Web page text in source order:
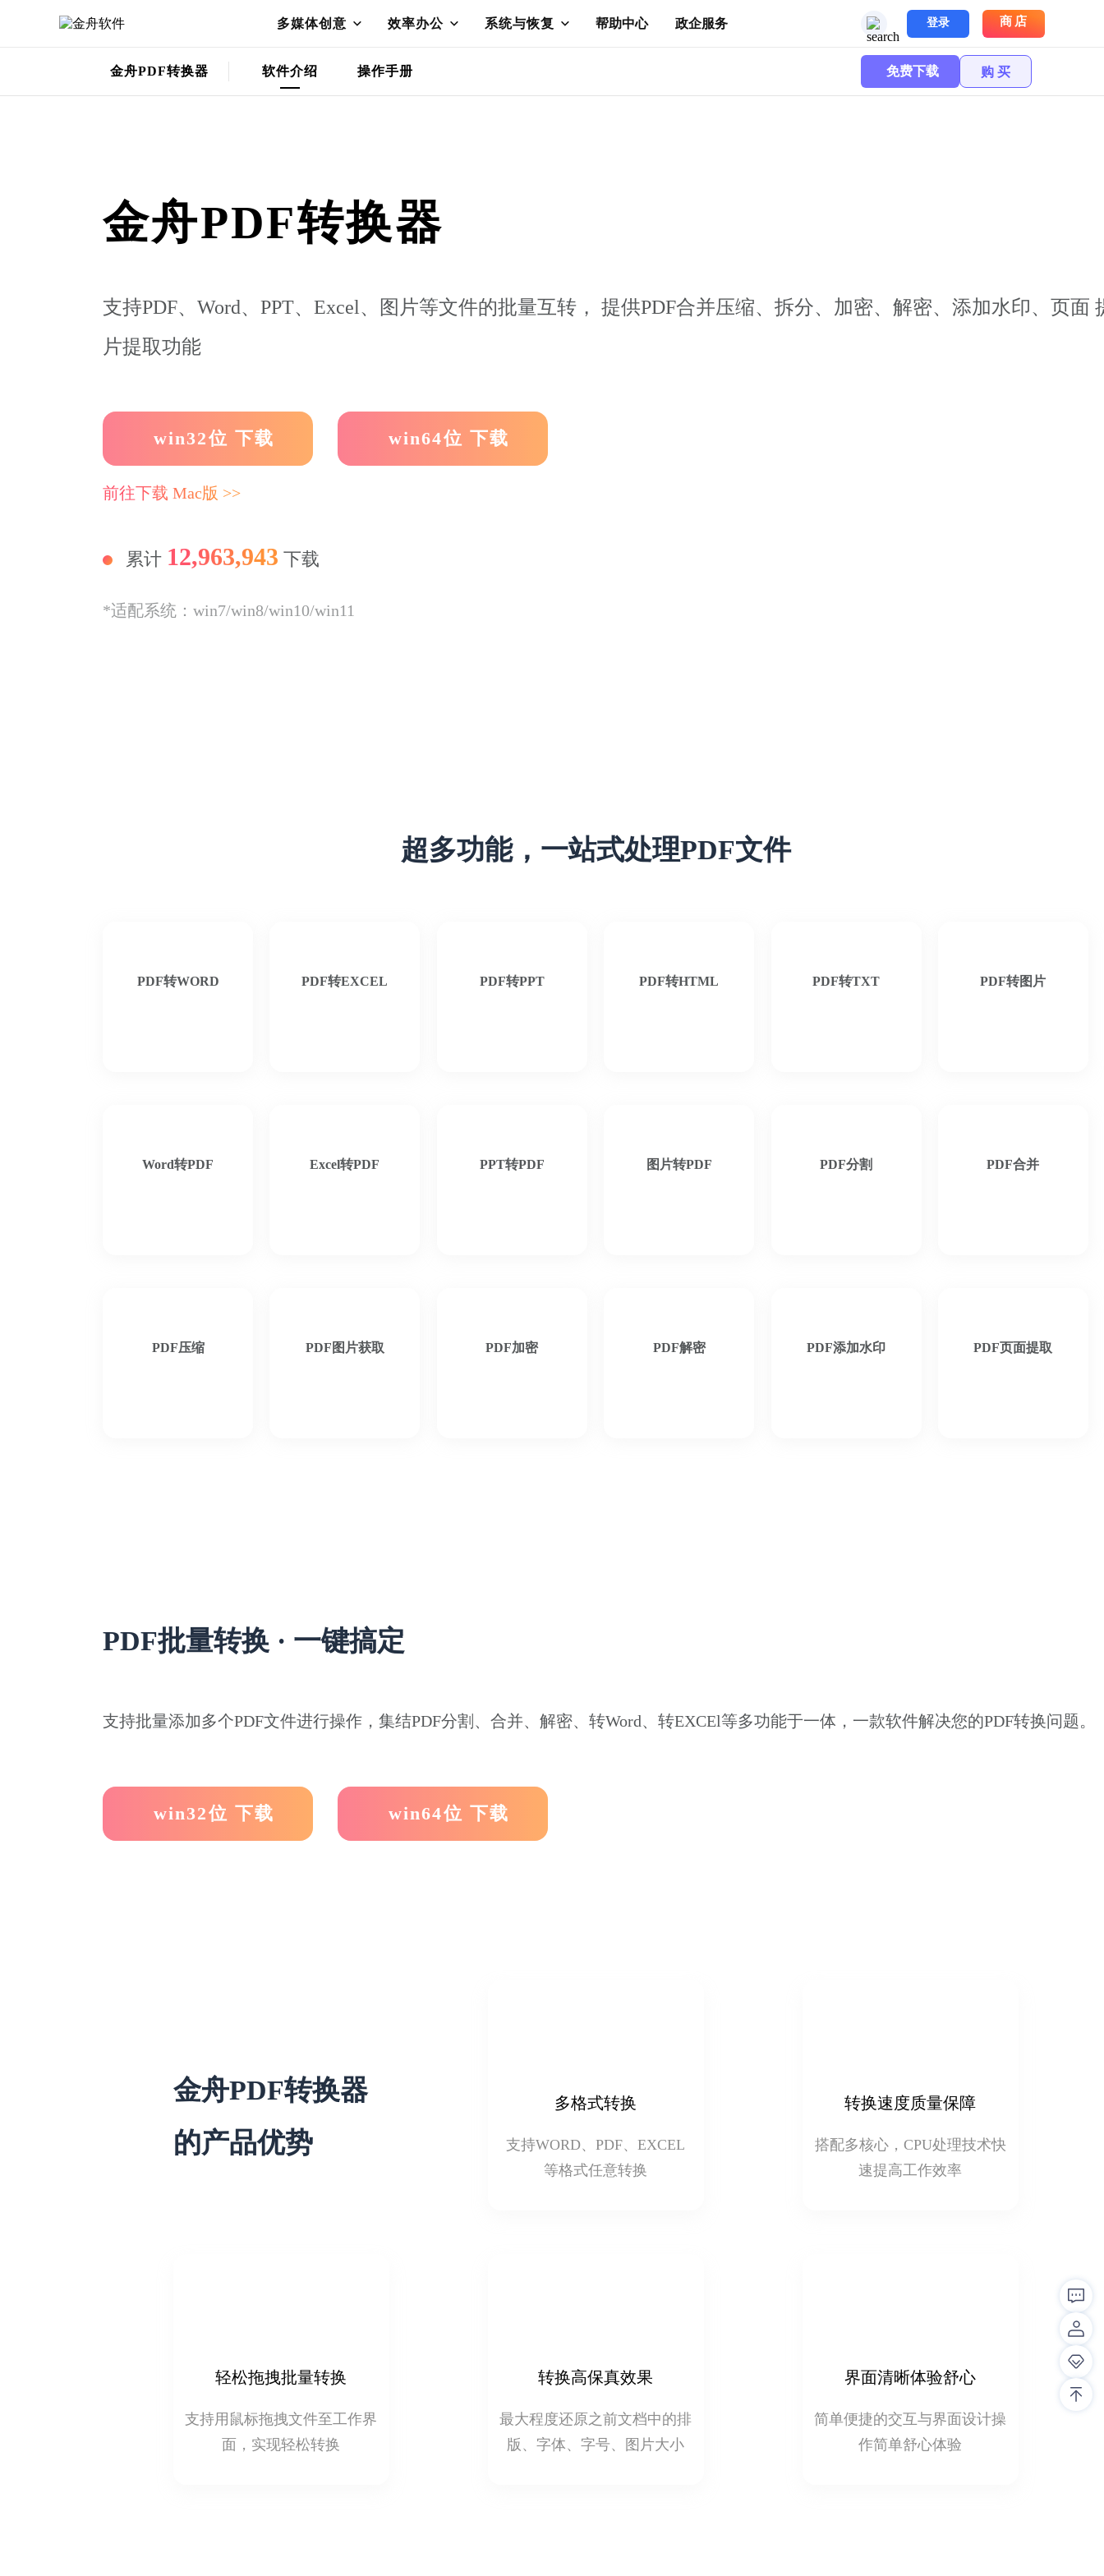
多媒体创意 效率办公 系统与恢复 帮助中心 政企服务 登录 商店
金舟PDF转换器 软件介绍 操作手册 免费下载 购 买
金舟PDF转换器
支持PDF、Word、PPT、Excel、图片等文件的批量互转， 提供PDF合并压缩、拆分、加密、解密、添加水印、页面
片提取功能
win32位 下载 win64位 下载
前往下载 Mac版 >>
累计 12,963,943 下载
*适配系统：win7/win8/win10/win11
超多功能，一站式处理PDF文件
PDF转WORD PDF转EXCEL PDF转PPT PDF转HTML PDF转TXT PDF转图片
Word转PDF Excel转PDF PPT转PDF 图片转PDF PDF分割 PDF合并
PDF压缩 PDF图片获取 PDF加密 PDF解密 PDF添加水印 PDF页面提取
PDF批量转换 · 一键搞定
支持批量添加多个PDF文件进行操作，集结PDF分割、合并、解密、转Word、转EXCEl等多功能于一体，一款软件解决您的PDF转换问题。
win32位 下载 win64位 下载
金舟PDF转换器
的产品优势
多格式转换
支持WORD、PDF、EXCEL
等格式任意转换
转换速度质量保障
搭配多核心，CPU处理技术快
速提高工作效率
轻松拖拽批量转换
支持用鼠标拖拽文件至工作界
面，实现轻松转换
转换高保真效果
最大程度还原之前文档中的排
版、字体、字号、图片大小
界面清晰体验舒心
简单便捷的交互与界面设计操
作简单舒心体验